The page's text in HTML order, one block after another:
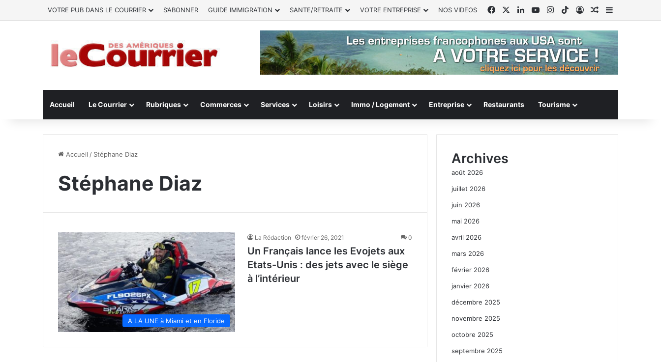
VOTRE PUB DANS LE COURRIER S’ABONNER GUIDE IMMIGRATION SANTE/RETRAITE VOTRE ENTREPRISE NOS VIDEOS FacebookLinkedinYouTubeInstagram
TikTokConnexion
Article Aléatoire
Sidebar
Accueil Le Courrier Rubriques Commerces Services Loisirs Immo / Logement Entreprise Restaurants Tourisme
Accueil / Stéphane Diaz
Stéphane Diaz
A LA UNE à Miami et en Floride
La Rédaction février 26, 2021 0
Un Français lance les Evojets aux
Etats-Unis : des jets avec le siège
à l’intérieur
Archives
août 2026
juillet 2026
juin 2026
mai 2026
avril 2026
mars 2026
février 2026
janvier 2026
décembre 2025
novembre 2025
octobre 2025
septembre 2025